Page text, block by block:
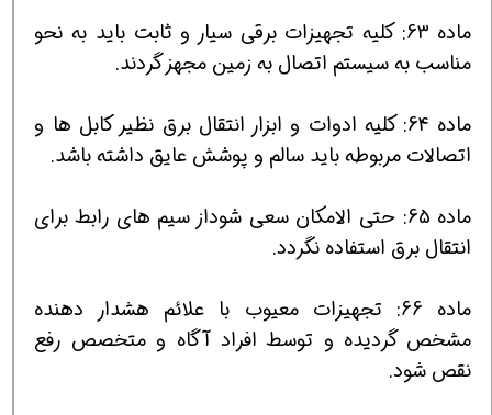
ماده 63: كلیه تجهیزات برقی سیار و ثابت باید به نحو
مناسب به سیستم اتصال به زمین مجهز گردند.
ماده 64: كلیه ادوات و ابزار انتقال برق نظیر كابل ها و
اتصالات مربوطه باید سالم و پوشش عایق داشته باشد.
ماده 65: حتی الامكان سعی شوداز سیم های رابط برای
انتقال برق استفاده نگردد.
ماده 66: تجهیزات معیوب با علائم هشدار دهنده
مشخص گردیده و توسط افراد آگاه و متخصص رفع
نقص شود.